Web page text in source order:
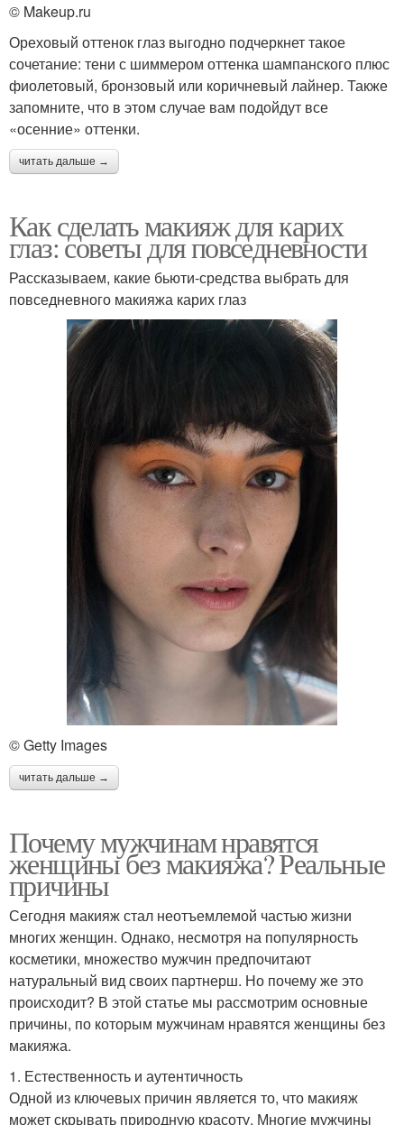
© Makeup.ru
Ореховый оттенок глаз выгодно подчеркнет такое
сочетание: тени с шиммером оттенка шампанского плюс
фиолетовый, бронзовый или коричневый лайнер. Также
запомните, что в этом случае вам подойдут все
«осенние» оттенки.
читать дальше →
Как сделать макияж для карих
глаз: советы для повседневности
Рассказываем, какие бьюти-средства выбрать для
повседневного макияжа карих глаз
© Getty Images
читать дальше →
Почему мужчинам нравятся
женщины без макияжа? Реальные
причины
Сегодня макияж стал неотъемлемой частью жизни
многих женщин. Однако, несмотря на популярность
косметики, множество мужчин предпочитают
натуральный вид своих партнерш. Но почему же это
происходит? В этой статье мы рассмотрим основные
причины, по которым мужчинам нравятся женщины без
макияжа.
1. Естественность и аутентичность
Одной из ключевых причин является то, что макияж
может скрывать природную красоту. Многие мужчины